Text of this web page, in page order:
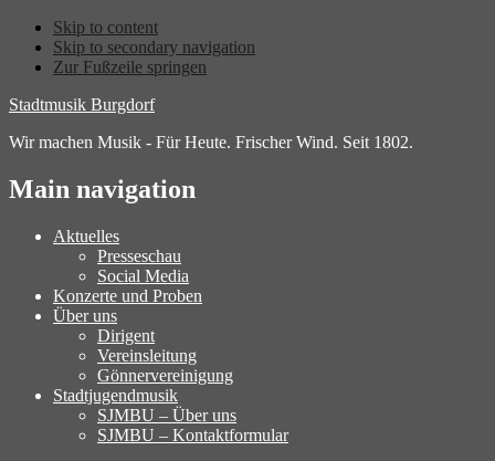
Skip to content
Skip to secondary navigation
Zur Fußzeile springen
Stadtmusik Burgdorf
Wir machen Musik - Für Heute. Frischer Wind. Seit 1802.
Main navigation
Aktuelles
Presseschau
Social Media
Konzerte und Proben
Über uns
Dirigent
Vereinsleitung
Gönnervereinigung
Stadtjugendmusik
SJMBU – Über uns
SJMBU – Kontaktformular